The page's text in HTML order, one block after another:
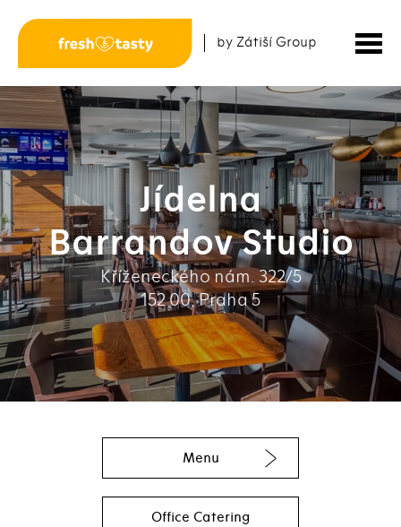
by Zátiší Group
Jídelna
Barrandov Studio
Kříženeckého nám. 322/5
152 00, Praha 5
Menu
Office Catering